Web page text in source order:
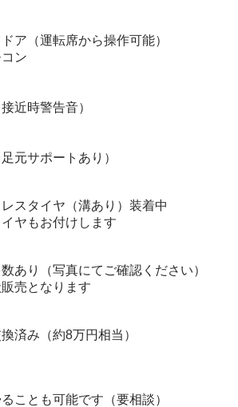
ア（運転席から操作可能）
ン
近時警告音）
元サポートあり）
スタイヤ（溝あり）装着中
ヤもお付けします
あり（写真にてご確認ください）
売となります
済み（約8万円相当）
ことも可能です（要相談）